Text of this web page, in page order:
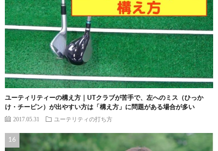
ユーティリティーの構え方｜UTクラブが苦手で、左へのミス（ひっか
け・チーピン）が出やすい方は「構え方」に問題がある場合が多い
2017.05.31 ユーテリティの打ち方